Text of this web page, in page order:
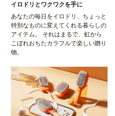
イロドリとワクワクを手に
あなたの毎日をイロドリ、ちょっと
特別なものに変えてくれる暮らしの
アイテム。 それはまるで、虹から
こぼれおちたカラフルで楽しい贈り
物。